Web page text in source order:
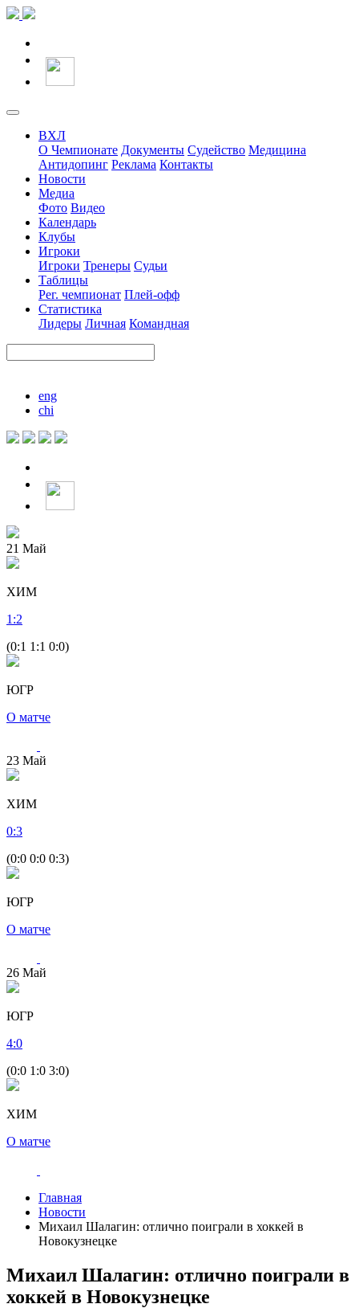
ВХЛ
О Чемпионате Документы Судейство Медицина
Антидопинг Реклама Контакты
Новости
Медиа
Фото Видео
Календарь
Клубы
Игроки
Игроки Тренеры Судьи
Таблицы
Рег. чемпионат Плей-офф
Статистика
Лидеры Личная Командная
eng
chi
21 Май
ХИМ
1 :2
(0:1 1:1 0:0)
ЮГР
О матче
23 Май
ХИМ
0:3
(0:0 0:0 0:3)
ЮГР
О матче
26 Май
ЮГР
4:0
(0:0 1:0 3:0)
ХИМ
О матче
Главная
Новости
Михаил Шалагин: отлично поиграли в хоккей в
Новокузнецке
Михаил Шалагин: отлично поиграли в
хоккей в Новокузнецке